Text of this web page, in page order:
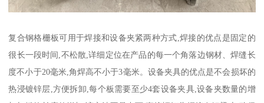
复合钢格栅板可用于焊接和设备夹紧两种方式,焊接的优点是固定的
很长一段时间,不松散,详细定位在产品的每一个角落边钢材、焊缝长
度不小于20毫米,角焊高不小于3毫米。设备夹具的优点是不会损坏的
热浸镀锌层,方便拆卸,每个板需要至少4套设备夹具,设备夹数量的增